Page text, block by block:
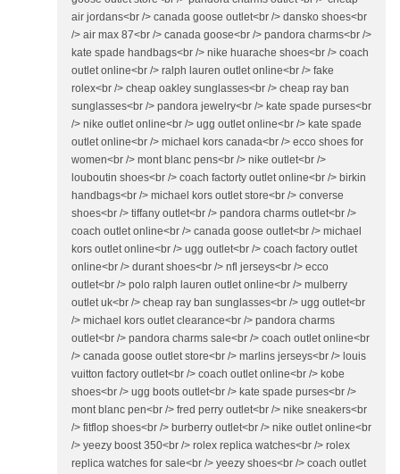
air jordans<br /> canada goose outlet<br /> dansko shoes<br
/> air max 87<br /> canada goose<br /> pandora charms<br />
kate spade handbags<br /> nike huarache shoes<br /> coach
outlet online<br /> ralph lauren outlet online<br /> fake
rolex<br /> cheap oakley sunglasses<br /> cheap ray ban
sunglasses<br /> pandora jewelry<br /> kate spade purses<br
/> nike outlet online<br /> ugg outlet online<br /> kate spade
outlet online<br /> michael kors canada<br /> ecco shoes for
women<br /> mont blanc pens<br /> nike outlet<br />
louboutin shoes<br /> coach factorty outlet online<br /> birkin
handbags<br /> michael kors outlet store<br /> converse
shoes<br /> tiffany outlet<br /> pandora charms outlet<br />
coach outlet online<br /> canada goose outlet<br /> michael
kors outlet online<br /> ugg outlet<br /> coach factory outlet
online<br /> durant shoes<br /> nfl jerseys<br /> ecco
outlet<br /> polo ralph lauren outlet online<br /> mulberry
outlet uk<br /> cheap ray ban sunglasses<br /> ugg outlet<br
/> michael kors outlet clearance<br /> pandora charms
outlet<br /> pandora charms sale<br /> coach outlet online<br
/> canada goose outlet store<br /> marlins jerseys<br /> louis
vuitton factory outlet<br /> coach outlet online<br /> kobe
shoes<br /> ugg boots outlet<br /> kate spade purses<br />
mont blanc pen<br /> fred perry outlet<br /> nike sneakers<br
/> fitflop shoes<br /> burberry outlet<br /> nike outlet online<br
/> yeezy boost 350<br /> rolex replica watches<br /> rolex
replica watches for sale<br /> yeezy shoes<br /> coach outlet